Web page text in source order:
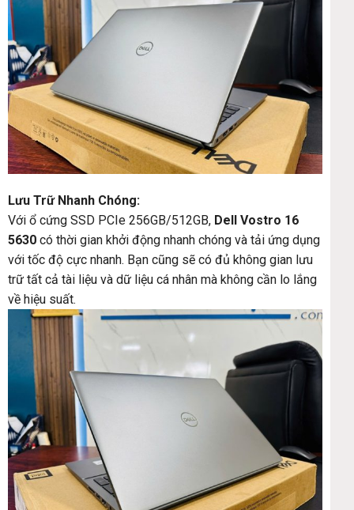
Lưu Trữ Nhanh Chóng:
Với ổ cứng SSD PCIe 256GB/512GB, Dell Vostro 16
5630 có thời gian khởi động nhanh chóng và tải ứng dụng
với tốc độ cực nhanh. Bạn cũng sẽ có đủ không gian lưu
trữ tất cả tài liệu và dữ liệu cá nhân mà không cần lo lắng
về hiệu suất.